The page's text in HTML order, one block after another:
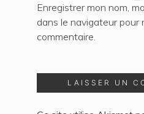
Enregistrer mon nom,
dans le navigateur pour
commentaire.